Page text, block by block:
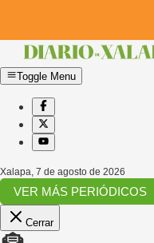
Toggle Menu
Xalapa, 7 de agosto de 2026
VER MÁS PERIÓDICOS
Cerrar